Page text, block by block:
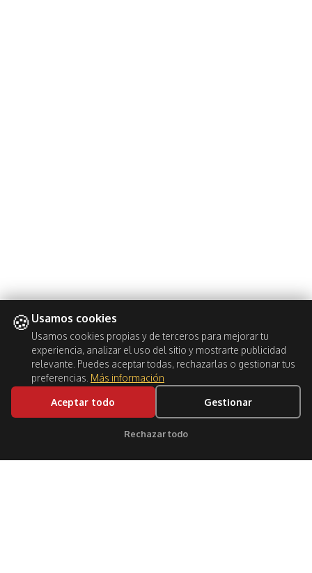
🍪 Usamos cookies
Usamos cookies propias y de terceros para mejorar tu
experiencia, analizar el uso del sitio y mostrarte publicidad
relevante. Puedes aceptar todas, rechazarlas o gestionar tus
preferencias. Más información
Aceptar todo Gestionar
Rechazar todo
BOOK NOW